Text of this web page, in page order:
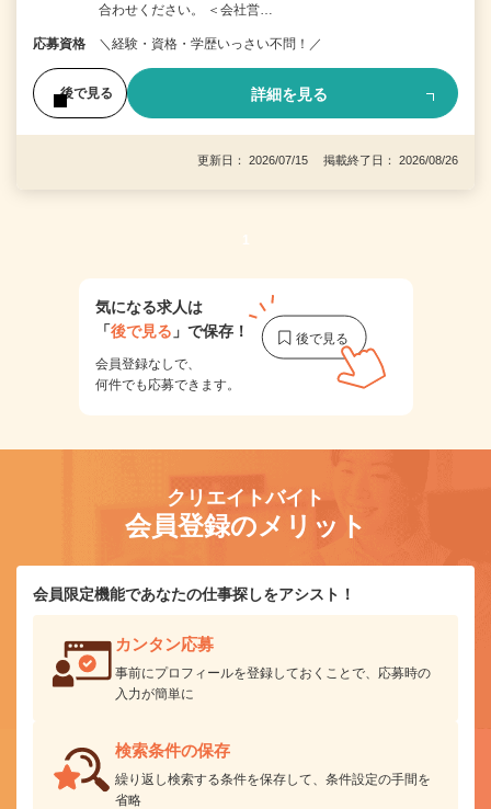
合わせください。 ＜会社営…
応募資格 ＼経験・資格・学歴いっさい不問！／
後で見る 詳細を見る
更新日： 2026/07/15 掲載終了日： 2026/08/26
1
気になる求人は
「後で見る 」で保存！
会員登録なしで、
何件でも応募できます。
クリエイトバイト
会員登録のメリット
会員限定機能であなたの仕事探しをアシスト！
カンタン応募
事前にプロフィールを登録しておくことで、応募時の
入力が簡単に
検索条件の保存
繰り返し検索する条件を保存して、条件設定の手間を
省略